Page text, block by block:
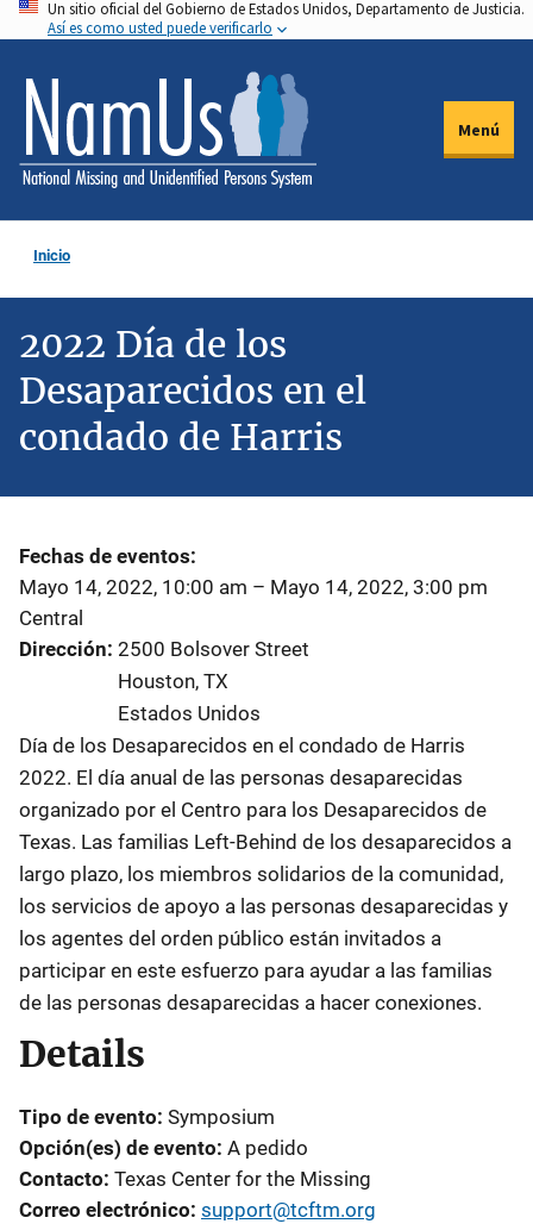
Pasar
al
contenido
principal
Un sitio oficial del Gobierno de Estados Unidos, Departamento de Justicia.
Así es como usted puede verificarlo
Menú
Inicio
2022 Día de los
Desaparecidos en el
condado de Harris
Fechas de eventos
Mayo 14, 2022, 10:00 am – Mayo 14, 2022, 3:00 pm
Central
Dirección 2500 Bolsover Street
Houston, TX
Estados Unidos
Día de los Desaparecidos en el condado de Harris
2022. El día anual de las personas desaparecidas
organizado por el Centro para los Desaparecidos de
Texas. Las familias Left-Behind de los desaparecidos a
largo plazo, los miembros solidarios de la comunidad,
los servicios de apoyo a las personas desaparecidas y
los agentes del orden público están invitados a
participar en este esfuerzo para ayudar a las familias
de las personas desaparecidas a hacer conexiones.
Details
Tipo de evento Symposium
Opción(es) de evento A pedido
Contacto Texas Center for the Missing
Correo electrónico support@tcftm.org